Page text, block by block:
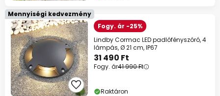
Mennyiségi kedvezmény
Fogy. ár -25%
Lindby Cormac LED padlófényszóró, 4
lámpás, Ø 21 cm, IP67
31 490 Ft
Fogy. ár41 990 Ft
Raktáron